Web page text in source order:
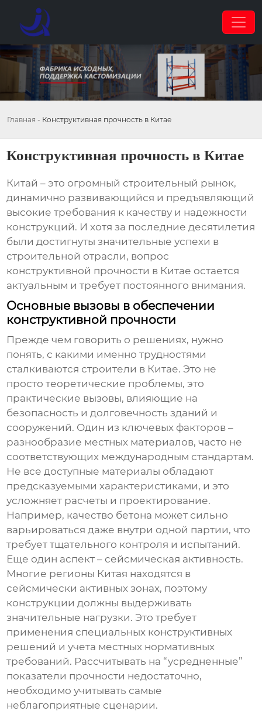
Главная - Конструктивная прочность в Китае
Конструктивная прочность в Китае
Китай – это огромный строительный рынок,
динамично развивающийся и предъявляющий
высокие требования к качеству и надежности
конструкций. И хотя за последние десятилетия
были достигнуты значительные успехи в
строительной отрасли, вопрос
конструктивной прочности в Китае остается
актуальным и требует постоянного внимания.
Основные вызовы в обеспечении
конструктивной прочности
Прежде чем говорить о решениях, нужно
понять, с какими именно трудностями
сталкиваются строители в Китае. Это не
просто теоретические проблемы, это
практические вызовы, влияющие на
безопасность и долговечность зданий и
сооружений. Один из ключевых факторов –
разнообразие местных материалов, часто не
соответствующих международным стандартам.
Не все доступные материалы обладают
предсказуемыми характеристиками, и это
усложняет расчеты и проектирование.
Например, качество бетона может сильно
варьироваться даже внутри одной партии, что
требует тщательного контроля и испытаний.
Еще один аспект – сейсмическая активность.
Многие регионы Китая находятся в
сейсмически активных зонах, поэтому
конструкции должны выдерживать
значительные нагрузки. Это требует
применения специальных конструктивных
решений и учета местных нормативных
требований. Рассчитывать на “усредненные”
показатели прочности недостаточно,
необходимо учитывать самые
неблагоприятные сценарии.